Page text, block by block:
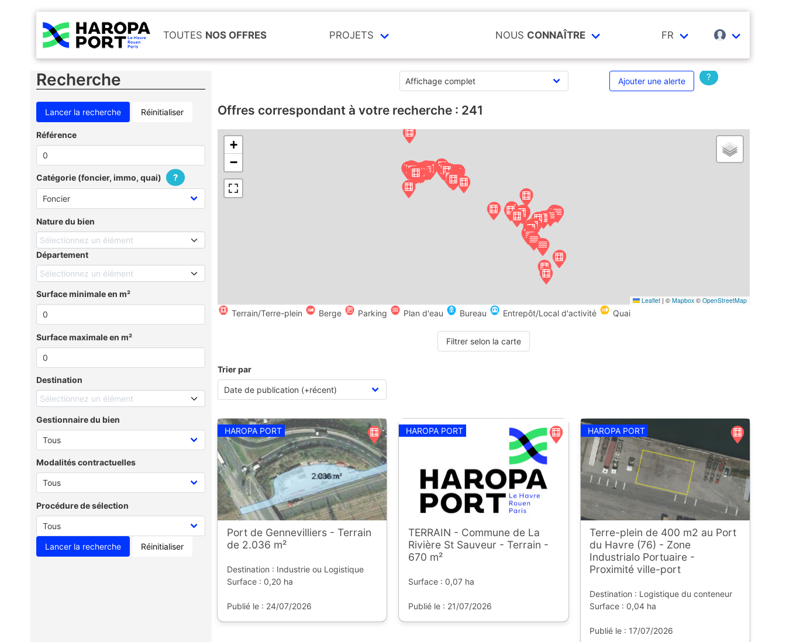
TOUTES NOS OFFRES PROJETS NOUS CONNAÎTRE FR
Recherche
Réinitialiser
Référence
Catégorie (foncier, immo, quai) ?
Nature du bien
Sélectionnez un élément
Département
Sélectionnez un élément
Surface minimale en m²
Surface maximale en m²
Destination
Sélectionnez un élément
Gestionnaire du bien
Modalités contractuelles
Procédure de sélection
Réinitialiser
Ajouter une alerte ?
Offres correspondant à votre recherche : 241
+
−
Leaflet | © Mapbox © OpenStreetMap
Terrain/Terre-plein Berge Parking Plan d'eau Bureau Entrepôt/Local d'activité Quai
Filtrer selon la carte
Trier par
HAROPA PORT
Port de Gennevilliers - Terrain
de 2.036 m²
Destination : Industrie ou Logistique
Surface : 0,20 ha
Publié le : 24/07/2026
HAROPA PORT
TERRAIN - Commune de La
Rivière St Sauveur - Terrain -
670 m²
Surface : 0,07 ha
Publié le : 21/07/2026
HAROPA PORT
Terre-plein de 400 m2 au Port
du Havre (76) - Zone
Industrialo Portuaire -
Proximité ville-port
Destination : Logistique du conteneur
Surface : 0,04 ha
Publié le : 17/07/2026